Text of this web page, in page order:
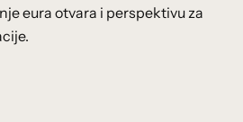
eura otvara i perspektivu za